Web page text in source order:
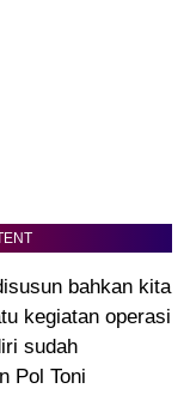
bahkan kita
kegiatan operasi
sudah
Pol Toni